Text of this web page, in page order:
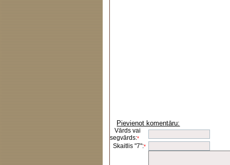
Pievienot komentāru:
Vārds vai
segvārds:*
Skaitlis "7":*